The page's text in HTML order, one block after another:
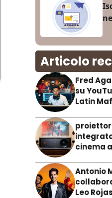
Articolo
Fred
su
Latin
cinema
Antonio
Leo